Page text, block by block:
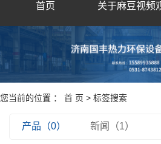
首页 关于麻豆视频
您当前的位置 ： 首 页 > 标签搜索
产品（0） 新闻（1）